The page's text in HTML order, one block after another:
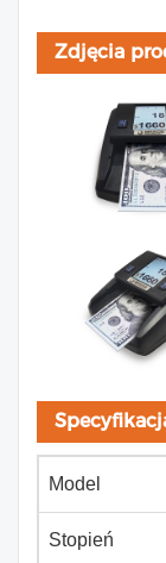
Zdjęcia
Model
Stopień